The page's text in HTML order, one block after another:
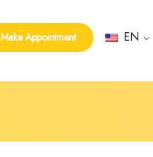
Make Appointment EN